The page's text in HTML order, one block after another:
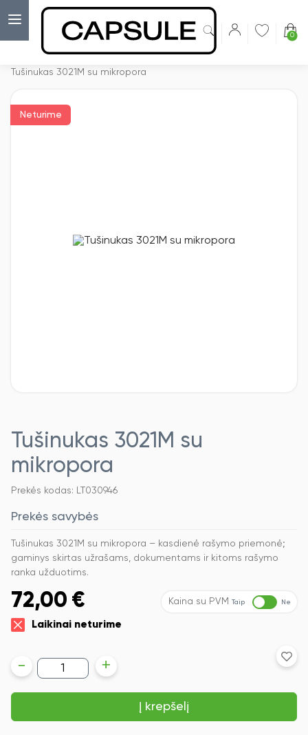
0
Tušinukas 3021M su mikropora
Neturime
Tušinukas 3021M su
mikropora
Prekės kodas: LT030946
Prekės savybės
Tušinukas 3021M su mikropora – kasdienė rašymo priemonė;
gaminys skirtas užrašams, dokumentams ir kitoms rašymo
ranka užduotims.
72,00 € Kaina su PVM Taip Ne
Laikinai neturime
produkto
kiekis:
Tušinukas
3021M
mikropora
- +
Į krepšelį